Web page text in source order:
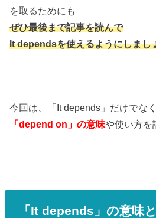
を取るためにも
ぜひ最後まで記事を読んで
It dependsを使えるようにしまし
今回は、「It depends」だけでなく
「depend on」の意味や使い方を
「It depends」の意味